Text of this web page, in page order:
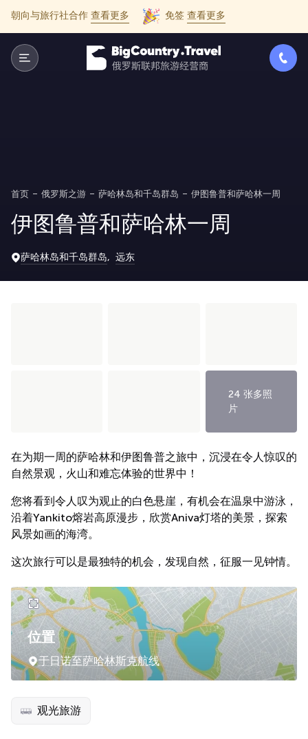
朝向与旅行社合作 查看更多 免签 查看更多
首页 俄罗斯之游 萨哈林岛和千岛群岛 伊图鲁普和萨哈林一周
伊图鲁普和萨哈林一周
萨哈林岛和千岛群岛 远东
24 张多照
片
在为期一周的萨哈林和伊图鲁普之旅中，沉浸在令人惊叹的
自然景观，火山和难忘体验的世界中！
您将看到令人叹为观止的白色悬崖，有机会在温泉中游泳，
沿着Yankito熔岩高原漫步，欣赏Aniva灯塔的美景，探索
风景如画的海湾。
这次旅行可以是最独特的机会，发现自然，征服一见钟情。
位置
于日诺至萨哈林斯克航线
观光旅游